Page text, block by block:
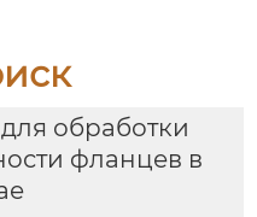
обработки
фланцев в